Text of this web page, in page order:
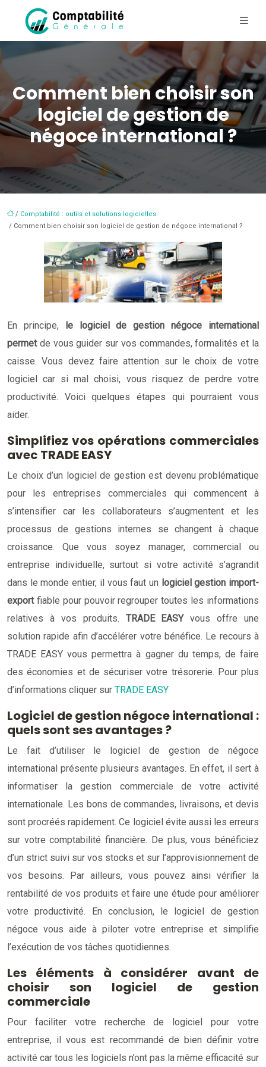
Comment bien choisir son
logiciel de gestion de
négoce international ?
/ Comptabilité : outils et solutions logicielles
/ Comment bien choisir son logiciel de gestion de négoce international ?
En principe,le logiciel de gestion négoce international
permet de vous guider sur vos commandes, formalités et la
caisse. Vous devez faire attention sur le choix de votre
logiciel car si mal choisi, vous risquez de perdre votre
productivité. Voici quelques étapes qui pourraient vous
aider.
Simplifiez vos opérations commerciales
avec TRADE EASY
Le choix d’un logiciel de gestion est devenu problématique
pour les entreprises commerciales qui commencent à
s’intensifier car les collaborateurs s’augmentent et les
processus de gestions internes se changent à chaque
croissance. Que vous soyez manager, commercial ou
entreprise individuelle, surtout si votre activité s’agrandit
dans le monde entier, il vous faut un logiciel gestion import-
exportfiable pour pouvoir regrouper toutes les informations
relatives à vos produits. TRADE EASYvous offre une
solution rapide afin d’accélérer votre bénéfice. Le recours à
TRADE EASY vous permettra à gagner du temps, de faire
des économies et de sécuriser votre trésorerie. Pour plus
d’informations cliquer sur TRADE EASY
Logiciel de gestion négoce international :
quels sont ses avantages ?
Le fait d’utiliser le logiciel de gestion de négoce
international présente plusieurs avantages. En effet, il sert à
informatiser la gestion commerciale de votre activité
internationale. Les bons de commandes, livraisons, et devis
sont procréés rapidement. Ce logiciel évite aussi les erreurs
sur votre comptabilité financière. De plus, vous bénéficiez
d’un strict suivi sur vos stocks et sur l’approvisionnement de
vos besoins. Par ailleurs, vous pouvez ainsi vérifier la
rentabilité de vos produits et faire une étude pour améliorer
votre productivité. En conclusion, le logiciel de gestion
négoce vous aide à piloter votre entreprise et simplifie
l’exécution de vos tâches quotidiennes.
Les éléments à considérer avant de
choisir son logiciel de gestion
commerciale
Pour faciliter votre recherche de logiciel pour votre
entreprise, il vous est recommandé de bien définir votre
activité car tous les logiciels n’ont pas la même efficacité sur